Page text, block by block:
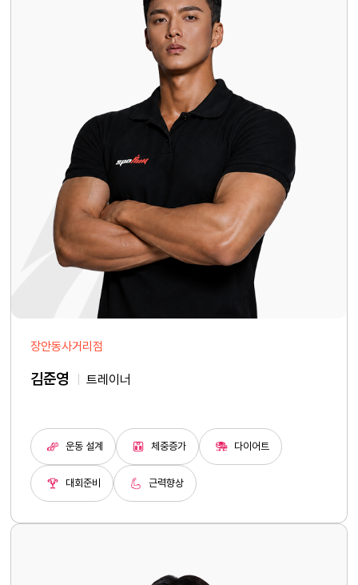
장안동사거리점
김준영 트레이너
운동 설계 체중증가 다이어트
대회준비 근력향상